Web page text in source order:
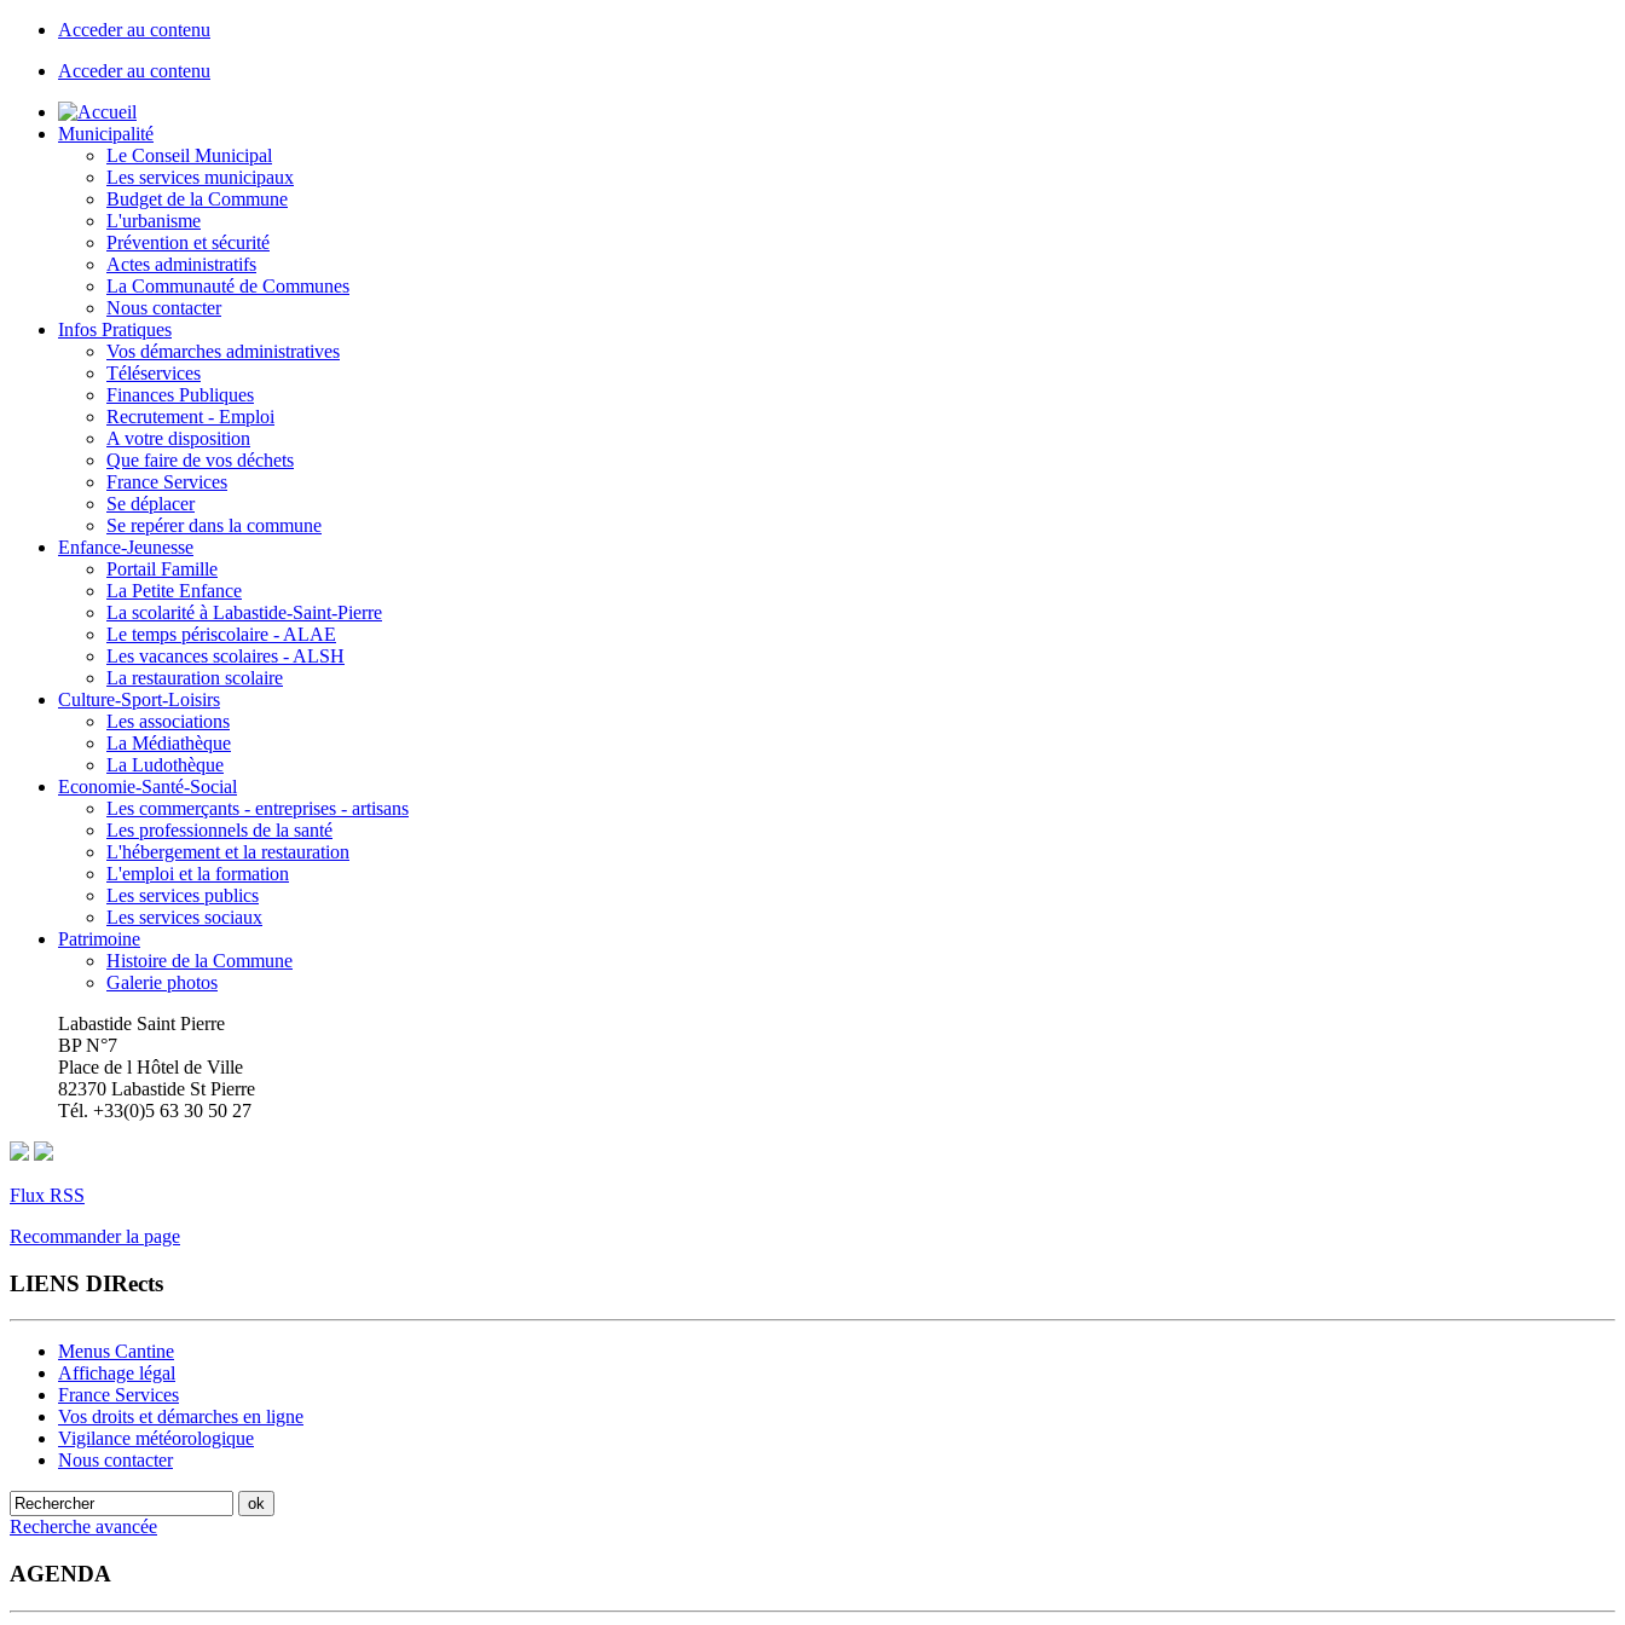
Acceder au contenu
Acceder au contenu
Municipalité
Le Conseil Municipal
Les services municipaux
Budget de la Commune
L'urbanisme
Prévention et sécurité
Actes administratifs
La Communauté de Communes
Nous contacter
Infos Pratiques
Vos démarches administratives
Téléservices
Finances Publiques
Recrutement - Emploi
A votre disposition
Que faire de vos déchets
France Services
Se déplacer
Se repérer dans la commune
Enfance-Jeunesse
Portail Famille
La Petite Enfance
La scolarité à Labastide-Saint-Pierre
Le temps périscolaire - ALAE
Les vacances scolaires - ALSH
La restauration scolaire
Culture-Sport-Loisirs
Les associations
La Médiathèque
La Ludothèque
Economie-Santé-Social
Les commerçants - entreprises - artisans
Les professionnels de la santé
L'hébergement et la restauration
L'emploi et la formation
Les services publics
Les services sociaux
Patrimoine
Histoire de la Commune
Galerie photos
Labastide Saint Pierre
BP N°7
Place de l Hôtel de Ville
82370 Labastide St Pierre
Tél. +33(0)5 63 30 50 27
Flux RSS
Recommander la page
LIENS DIRects
Menus Cantine
Affichage légal
France Services
Vos droits et démarches en ligne
Vigilance météorologique
Nous contacter
Recherche avancée
AGENDA